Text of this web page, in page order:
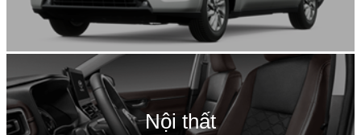
Nội thất